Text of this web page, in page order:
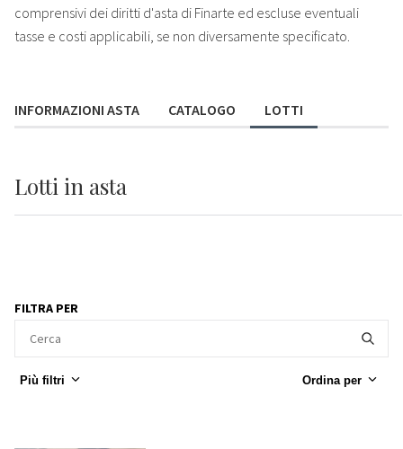
comprensivi dei diritti d'asta di Finarte ed escluse eventuali
tasse e costi applicabili, se non diversamente specificato.
INFORMAZIONI ASTA CATALOGO LOTTI
Lotti in asta
FILTRA PER
Più filtri Ordina per